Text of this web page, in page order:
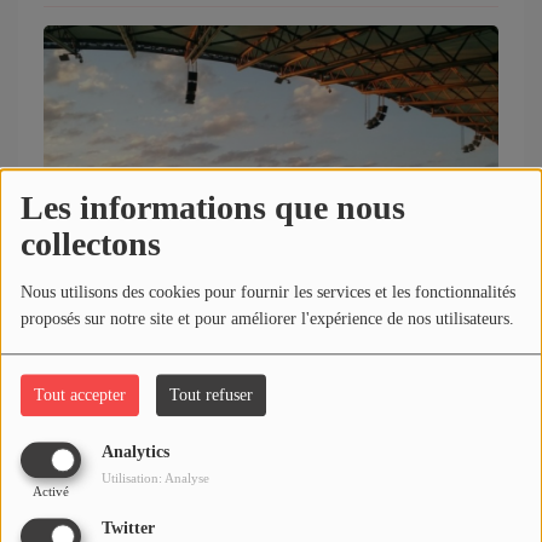
Les informations que nous
collectons
Nous utilisons des cookies pour fournir les services et les fonctionnalités
proposés sur notre site et pour améliorer l'expérience de nos utilisateurs.
Tout accepter Tout refuser
Analytics
Activé
Utilisation: Analyse
Twitter